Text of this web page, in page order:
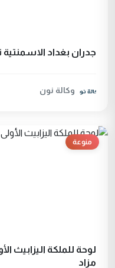
جدران بغداد
وكالة نون
منوعة
مزاد